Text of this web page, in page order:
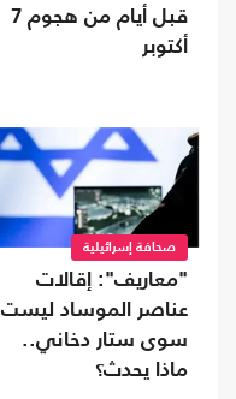
قبل أيام من هجوم 7
أكتوبر
صحافة إسرائيلية
"معاريف": إقالات
عناصر الموساد ليست
سوى ستار دخاني..
ماذا يحدث؟